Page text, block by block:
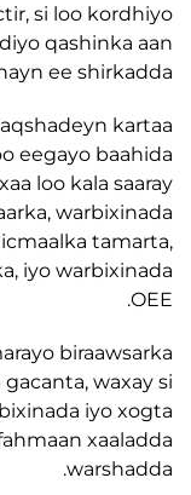
dayactir, si loo
baahnayn ee
naqshadeyn
loo eegayo
waxaa loo kala
soo saarka,
isticmaalka
iyo
loo marayo
gacanta,
warbixinada
fahmaan